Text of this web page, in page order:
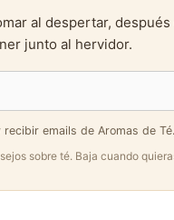
al despertar,
junto al hervidor.
recibir emails de Aromas de Té.
sobre té. Baja cuando